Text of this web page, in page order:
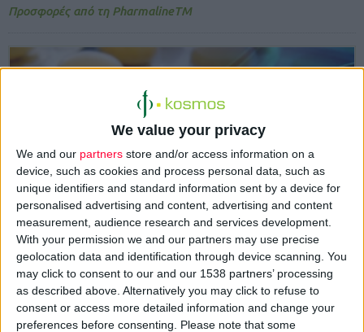
We value your privacy
We and our partners store and/or access information on a
device, such as cookies and process personal data, such as
unique identifiers and standard information sent by a device for
personalised advertising and content, advertising and content
measurement, audience research and services development.
With your permission we and our partners may use precise
geolocation data and identification through device scanning. You
may click to consent to our and our 1538 partners’ processing
as described above. Alternatively you may click to refuse to
consent or access more detailed information and change your
preferences before consenting.
Please note that some
Προσφορές από τη PharmalineTM
30/4/2009
Προσφορές από την KPG Trading S.A.